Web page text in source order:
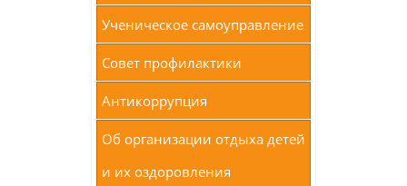
Ученическое самоуправление
Совет профилактики
Антикоррупция
Об организации отдыха детей
и их оздоровления